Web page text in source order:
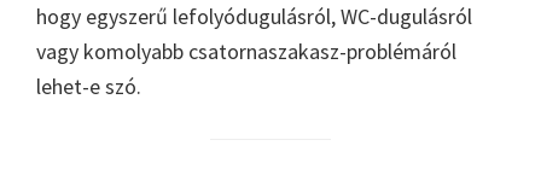
hogy egyszerű lefolyódugulásról, WC-dugulásról
vagy komolyabb csatornaszakasz-problémáról
lehet-e szó.